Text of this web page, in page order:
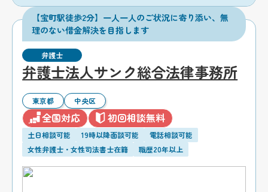
【宝町駅徒歩2分】一人一人のご状況に寄り添い、無
理のない借金解決を目指します
弁護士
弁護士法人サンク総合法律事務所
東京都 中央区
全国対応 初回相談無料
土日相談可能 19時以降面談可能
電話相談可能
女性弁護士・女性司法書士在籍
職歴20年以上